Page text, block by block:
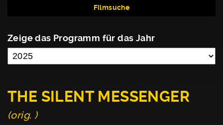
Filmsuche
Zeige das Programm für das Jahr
THE SILENT MESSENGER
(orig. )